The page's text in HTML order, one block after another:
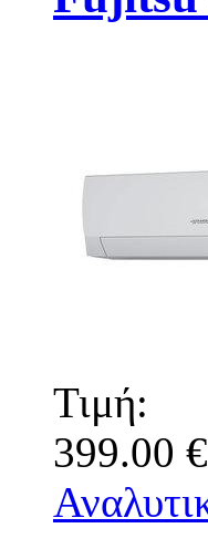
Τιμή:
399.00 €